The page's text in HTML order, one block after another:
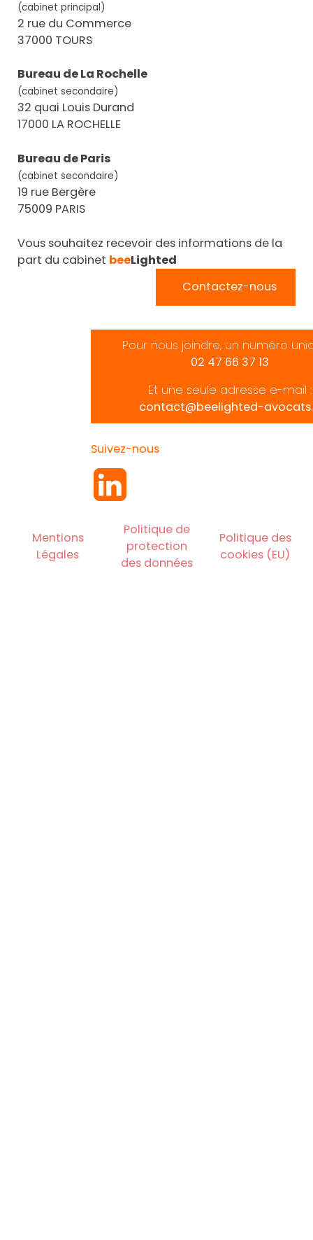
(cabinet principal)
2 rue du Commerce
37000 TOURS
Bureau de La Rochelle
(cabinet secondaire)
32 quai Louis Durand
17000 LA ROCHELLE
Bureau de Paris
(cabinet secondaire)
19 rue Bergère
75009 PARIS
Vous souhaitez recevoir des informations de la
part du cabinet beeLighted
Contactez-nous
Pour nous joindre, un numéro
02 47 66 37 13
Et une seule adresse e-mail :
contact@beelighted-
Suivez-nous
Mentions
Légales
Politique de
protection
des données
Politique des
cookies (EU)